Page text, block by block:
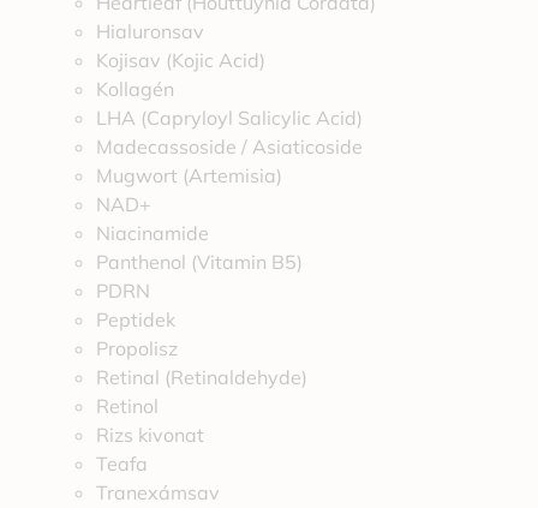
Hialuronsav
Kojisav (Kojic Acid)
Kollagén
LHA (Capryloyl Salicylic Acid)
Madecassoside / Asiaticoside
Mugwort (Artemisia)
NAD+
Niacinamide
Panthenol (Vitamin B5)
PDRN
Peptidek
Propolisz
Retinal (Retinaldehyde)
Retinol
Rizs kivonat
Teafa
Tranexámsav